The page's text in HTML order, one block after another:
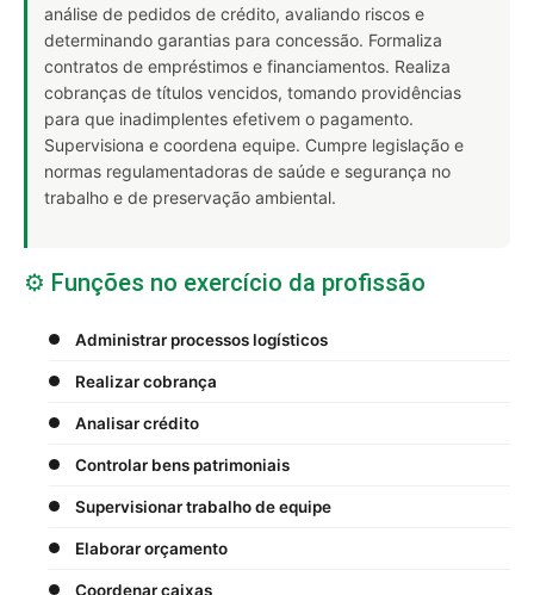
análise de pedidos de crédito, avaliando riscos e
determinando garantias para concessão. Formaliza
contratos de empréstimos e financiamentos. Realiza
cobranças de títulos vencidos, tomando providências
para que inadimplentes efetivem o pagamento.
Supervisiona e coordena equipe. Cumpre legislação e
normas regulamentadoras de saúde e segurança no
trabalho e de preservação ambiental.
⚙️ Funções no exercício da profissão
Administrar processos logísticos
Realizar cobrança
Analisar crédito
Controlar bens patrimoniais
Supervisionar trabalho de equipe
Elaborar orçamento
Coordenar caixas